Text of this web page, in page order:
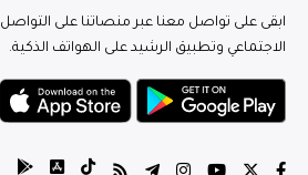
ابقى على تواصل معنا عبر منصاتنا على التواصل
الاجتماعي وتطبيق الرشيد على الهواتف الذكية.